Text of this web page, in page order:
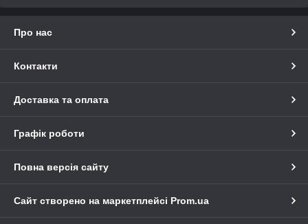
Про нас
Контакти
Доставка та оплата
Графік роботи
Повна версія сайту
Сайт створено на маркетплейсі Prom.ua